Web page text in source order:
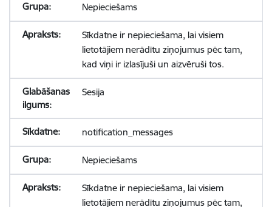
Nepieciešams
Sīkdatne ir nepieciešama, lai visiem
lietotājiem nerādītu ziņojumus pēc tam,
kad viņi ir izlasījuši un aizvēruši tos.
Sesija
notification_messages
Nepieciešams
Sīkdatne ir nepieciešama, lai visiem
lietotājiem nerādītu ziņojumus pēc tam,